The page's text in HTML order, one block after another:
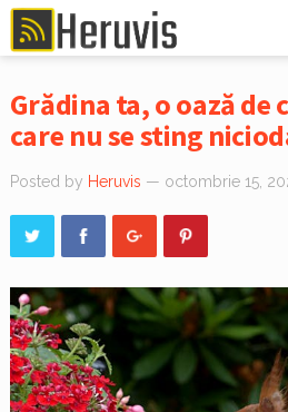
Grădina ta, o oază
care nu se sting
Posted by Heruvis — octombrie 15,